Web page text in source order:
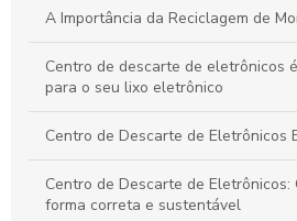
A Importância da Reciclagem de
Centro de descarte de eletrônicos
para o seu lixo eletrônico
Centro de Descarte de Eletrônicos
Centro de Descarte de Eletrônicos:
forma correta e sustentável